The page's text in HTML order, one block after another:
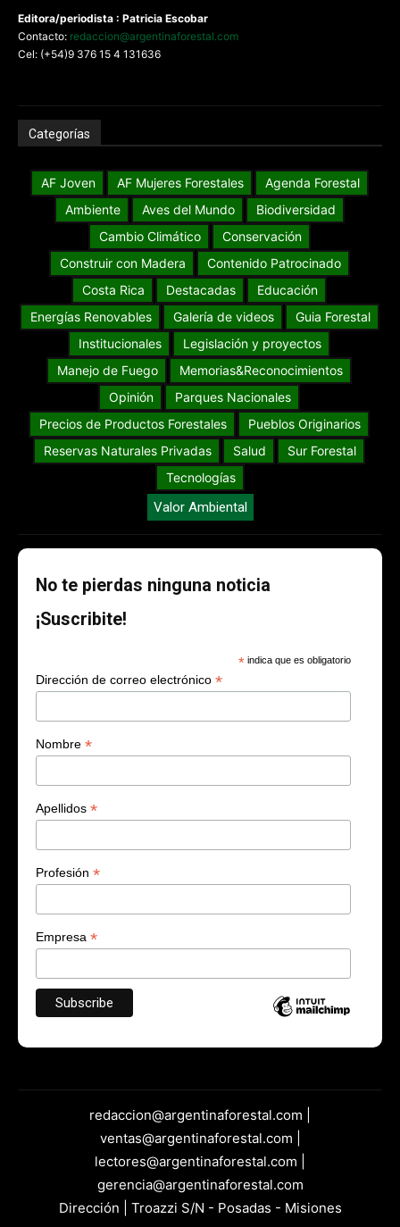
Editora/periodista : Patricia Escobar
Contacto: redaccion@argentinaforestal.com
Cel: (+54)9 376 15 4 131636
Categorías
AF Joven AF Mujeres Forestales
Agenda Forestal
Ambiente
Aves del Mundo
Biodiversidad
Cambio Climático
Conservación
Construir con Madera
Contenido Patrocinado
Costa Rica
Destacadas
Educación
Energías Renovables
Galería de videos
Guia Forestal
Institucionales
Legislación y proyectos
Manejo de Fuego
Memorias&Reconocimientos
Opinión
Parques Nacionales
Precios de Productos Forestales
Pueblos Originarios
Reservas Naturales Privadas
Salud
Sur Forestal
Tecnologías
Valor Ambiental
No te pierdas ninguna noticia
¡Suscribite!
* indica que es obligatorio
Dirección de correo electrónico *
Nombre *
Apellidos *
Profesión *
Empresa *
redaccion@argentinaforestal.com |
ventas@argentinaforestal.com |
lectores@argentinaforestal.com |
gerencia@argentinaforestal.com
Dirección | Troazzi S/N - Posadas - Misiones